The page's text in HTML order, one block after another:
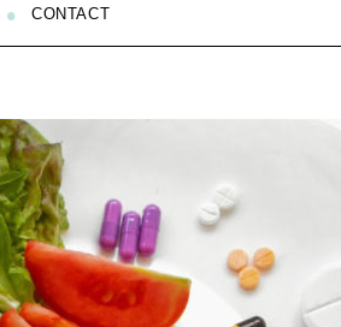
CONTACT